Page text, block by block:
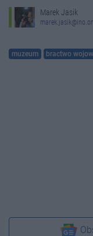
Marek Jasik
muzeum bractwo